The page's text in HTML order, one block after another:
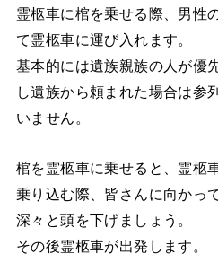
霊柩車に棺を乗せる際、男性
て霊柩車に運び入れます。
基本的には遺族親族の人が優
し遺族から頼まれた場合は参
いません。
棺を霊柩車に乗せると、霊柩
乗り込む際、皆さんに向かっ
深々と頭を下げましょう。
その後霊柩車が出発します。